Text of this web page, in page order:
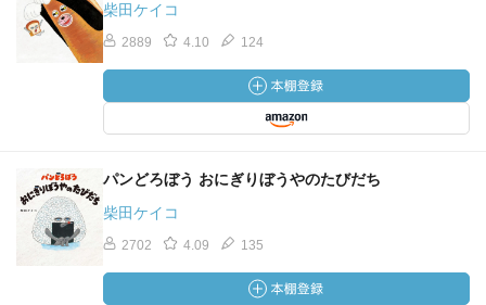
柴田ケイコ
2889 4.10 124
パンどろぼう おにぎりぼうやのたびだち
柴田ケイコ
2702 4.09 135